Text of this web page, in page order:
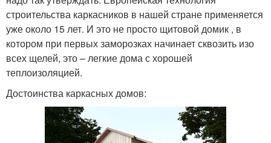
строительства каркасников в нашей стране применяется
уже около 15 лет. И это не просто щитовой домик , в
котором при первых заморозках начинает сквозить изо
всех щелей, это – легкие дома с хорошей
теплоизоляцией.
Достоинства каркасных домов: